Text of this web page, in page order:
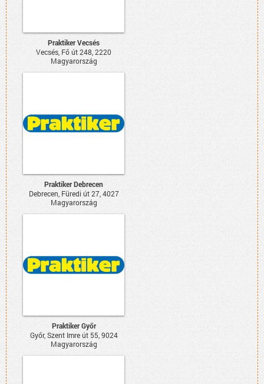
Praktiker Vecsés
Vecsés, Fő út 248, 2220
Magyarország
Praktiker Debrecen
Debrecen, Füredi út 27, 4027
Magyarország
Praktiker Győr
Győr, Szent Imre út 55, 9024
Magyarország